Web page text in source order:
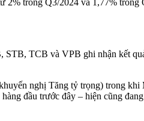
trong Q3/2024 và 1,77%
TCB và VPB ghi nhận kết
nghị Tăng tỷ trọng) trong
đầu trước đây – hiện cũng